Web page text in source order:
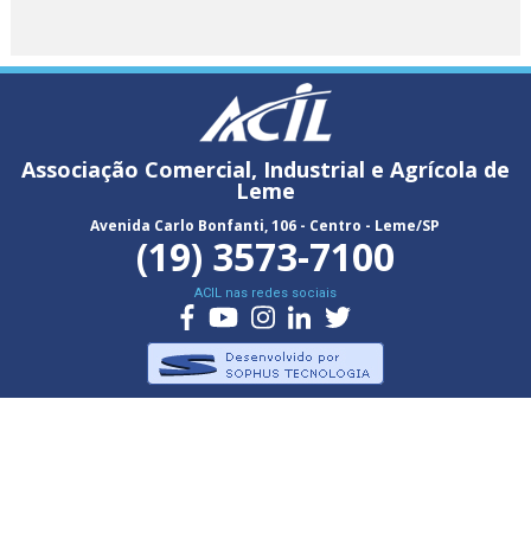
Associação Comercial, Industrial e Agrícola de
Leme
Avenida Carlo Bonfanti, 106 - Centro - Leme/SP
(19) 3573-7100
ACIL nas redes sociais